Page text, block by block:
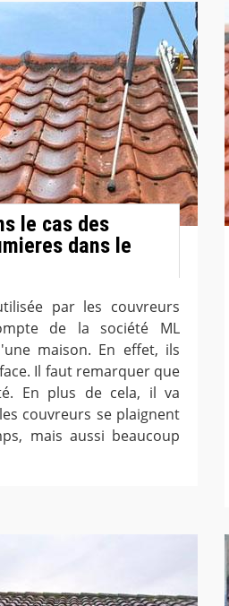
le cas des
dans le
par les couvreurs
de la société ML
maison. En effet, ils
Il faut remarquer que
En plus de cela, il va
couvreurs se plaignent
mais aussi beaucoup